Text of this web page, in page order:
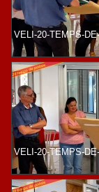
VELI-20-TEMPS-
VELI-20-TEMPS-